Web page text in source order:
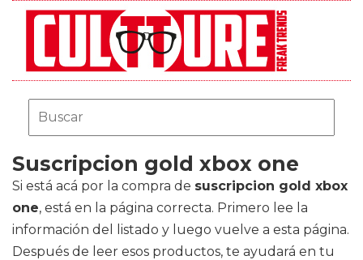
Suscripcion gold xbox one
Si está acá por la compra de suscripcion gold xbox
one, está en la página correcta. Primero lee la
información del listado y luego vuelve a esta página.
Después de leer esos productos, te ayudará en tu